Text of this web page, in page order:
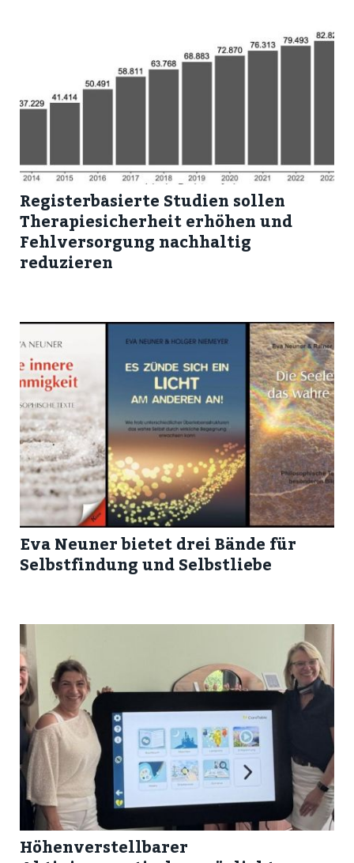
Registerbasierte Studien sollen
Therapiesicherheit erhöhen und
Fehlversorgung nachhaltig
reduzieren
Eva Neuner bietet drei Bände für
Selbstfindung und Selbstliebe
Höhenverstellbarer